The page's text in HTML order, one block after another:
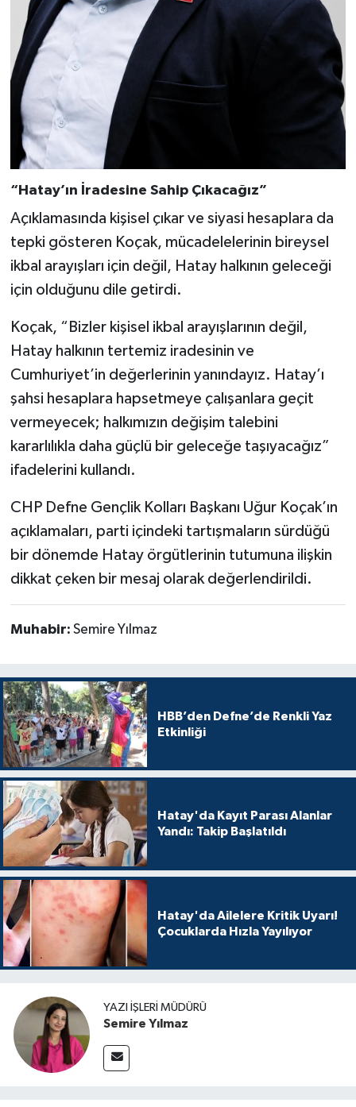
“Hatay’ın İradesine Sahip Çıkacağız”
Açıklamasında kişisel çıkar ve siyasi hesaplara da
tepki gösteren Koçak, mücadelelerinin bireysel
ikbal arayışları için değil, Hatay halkının geleceği
için olduğunu dile getirdi.
Koçak, “Bizler kişisel ikbal arayışlarının değil,
Hatay halkının tertemiz iradesinin ve
Cumhuriyet’in değerlerinin yanındayız. Hatay’ı
şahsi hesaplara hapsetmeye çalışanlara geçit
vermeyecek; halkımızın değişim talebini
kararlılıkla daha güçlü bir geleceğe taşıyacağız”
ifadelerini kullandı.
CHP Defne Gençlik Kolları Başkanı Uğur Koçak’ın
açıklamaları, parti içindeki tartışmaların sürdüğü
bir dönemde Hatay örgütlerinin tutumuna ilişkin
dikkat çeken bir mesaj olarak değerlendirildi.
Muhabir: Semire Yılmaz
HBB’den Defne’de Renkli Yaz
Etkinliği
Hatay'da Kayıt Parası Alanlar
Yandı: Takip Başlatıldı
Hatay'da Ailelere Kritik Uyarı!
Çocuklarda Hızla Yayılıyor
YAZI İŞLERI MÜDÜRÜ
Semire Yılmaz